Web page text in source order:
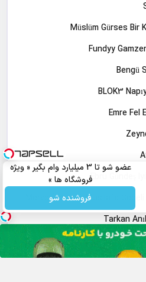
عضو شو تا 3 میلیارد وام بگیر « ویژه
فروشگاه ها »
فروشنده شو